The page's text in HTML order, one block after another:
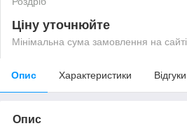
Ціну уточнюйте
Мінімальна сума замовлення на
Опис Характеристики
Опис